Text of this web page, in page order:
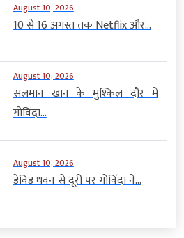
August 10, 2026
10 से 16 अगस्त तक Netflix और...
August 10, 2026
सलमान खान के मुश्किल दौर में
गोविंदा...
August 10, 2026
डेविड धवन से दूरी पर गोविंदा ने...